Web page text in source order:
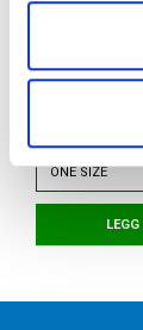
2
ONE SIZE